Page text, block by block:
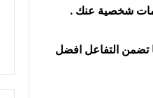
تضمن التفاعل افضل